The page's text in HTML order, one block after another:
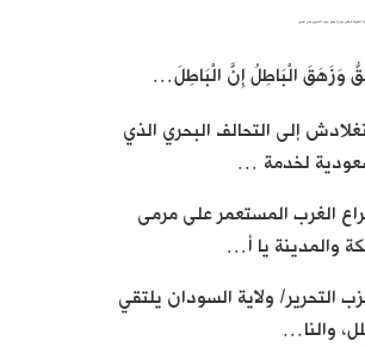
جريدة الراية (متجددة)
التحرير
وَزَهَقَ الْبَاطِلُ إِنَّ الْبَاطِلَ…
إلى التحالف البحري الذي
لخدمة …
الغرب المستعمر على مرمى
والمدينة يا أ…
التحرير/ ولاية السودان يلتقي
والنا…